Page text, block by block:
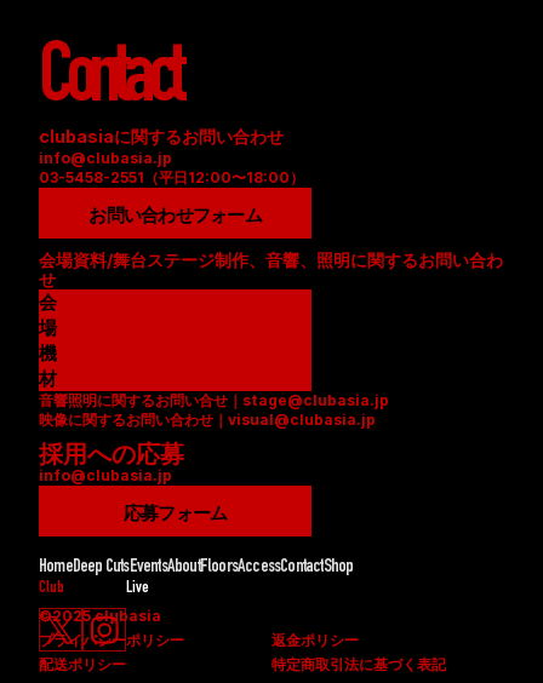
Contact
clubasiaに関するお問い合わせ
info@clubasia.jp
03-5458-2551（平日12:00〜18:00）
お問い合わせフォーム
会場資料/舞台ステージ制作、音響、照明に関するお問い合わ
せ
会
場
資
料
(
P
D
F
機
材
リ
ス
ト
(
D
F
)
音響照明に関するお問い合せ｜stage@clubasia.jp
映像に関するお問い合わせ｜visual@clubasia.jp
採用への応募
info@clubasia.jp
応募フォーム
HomeDeep CutsEventsAboutFloorsAccessContactShop
Club Live
©2025 clubasia
プライバシーポリシー
返金ポリシー
配送ポリシー
特定商取引法に基づく表記